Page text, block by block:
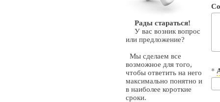
Рады стараться!
У вас возник вопрос
или предложение?
Мы сделаем все
возможное для того,
чтобы ответить на него
максимально понятно и
в наиболее короткие
сроки.
*